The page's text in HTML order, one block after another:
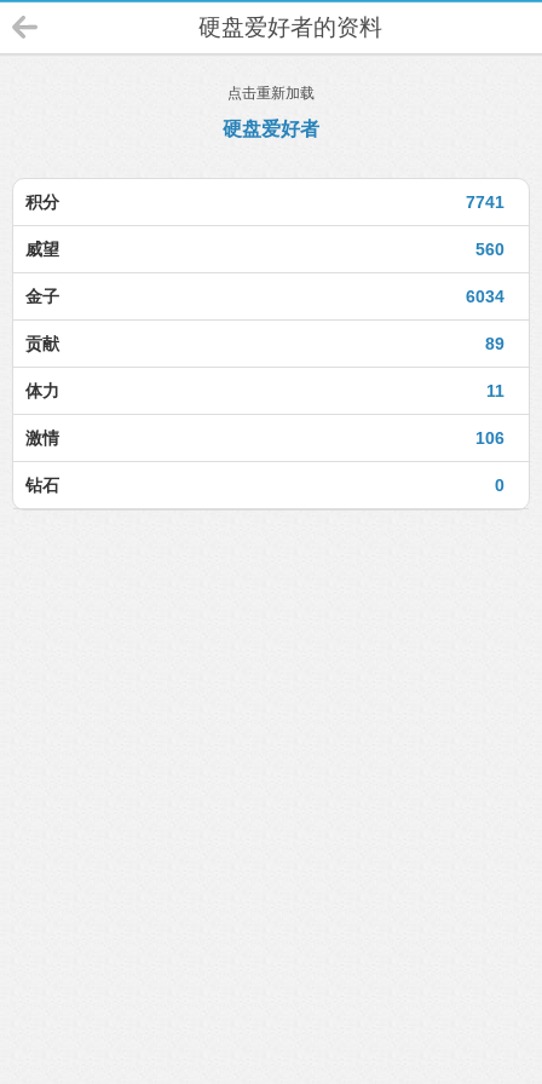
硬盘爱好者的资料
点击重新加载
硬盘爱好者
7741
积分
560
威望
6034
金子
89
贡献
11
体力
106
激情
0
钻石